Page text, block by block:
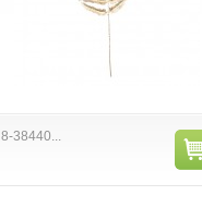
8-38440...